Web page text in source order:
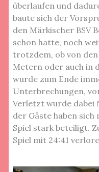
überlaufen und
baute sich der
den Märkischer BSV
schon hatte, noch
trotzdem, ob von den
Metern oder auch in
wurde zum Ende
Unterbrechungen,
Verletzt wurde dabei
der Gäste haben
Spiel stark beteiligt.
Spiel mit 24:41